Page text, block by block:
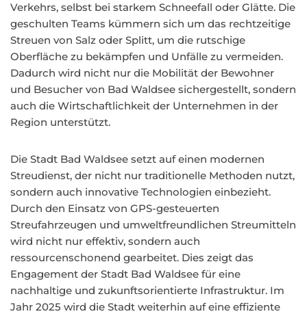
Verkehrs, selbst bei starkem Schneefall oder Glätte. Die
geschulten Teams kümmern sich um das rechtzeitige
Streuen von Salz oder Splitt, um die rutschige
Oberfläche zu bekämpfen und Unfälle zu vermeiden.
Dadurch wird nicht nur die Mobilität der Bewohner
und Besucher von Bad Waldsee sichergestellt, sondern
auch die Wirtschaftlichkeit der Unternehmen in der
Region unterstützt.
Die Stadt Bad Waldsee setzt auf einen modernen
Streudienst, der nicht nur traditionelle Methoden nutzt,
sondern auch innovative Technologien einbezieht.
Durch den Einsatz von GPS-gesteuerten
Streufahrzeugen und umweltfreundlichen Streumitteln
wird nicht nur effektiv, sondern auch
ressourcenschonend gearbeitet. Dies zeigt das
Engagement der Stadt Bad Waldsee für eine
nachhaltige und zukunftsorientierte Infrastruktur. Im
Jahr 2025 wird die Stadt weiterhin auf eine effiziente